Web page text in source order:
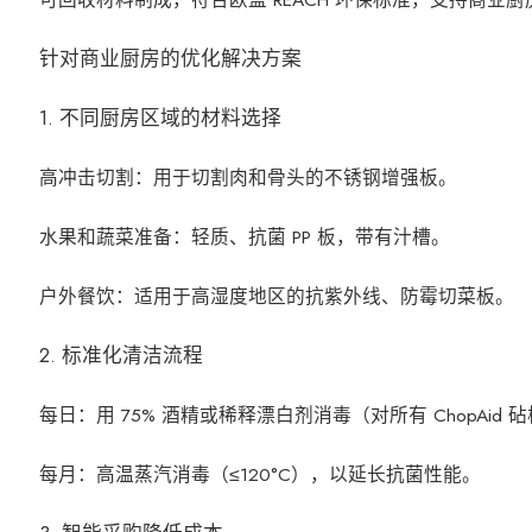
针对商业厨房的优化解决方案
1. 不同厨房区域的材料选择
高冲击切割：用于切割肉和骨头的不锈钢增强板。
水果和蔬菜准备：轻质、抗菌 PP 板，带有汁槽。
户外餐饮：适用于高湿度地区的抗紫外线、防霉切菜板。
2. 标准化清洁流程
每日：用 75% 酒精或稀释漂白剂消毒（对所有 ChopAid 砧
每月：高温蒸汽消毒（≤120°C），以延长抗菌性能。